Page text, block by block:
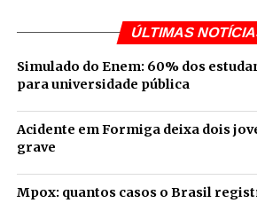
ÚLTIMAS
Simulado do Enem: 60% dos
para universidade pública
Acidente em Formiga deixa dois
grave
Mpox: quantos casos o Brasil